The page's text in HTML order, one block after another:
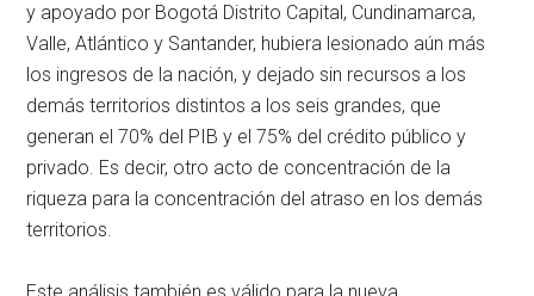
y apoyado por Bogotá Distrito Capital, Cundinamarca,
Valle, Atlántico y Santander, hubiera lesionado aún más
los ingresos de la nación, y dejado sin recursos a los
demás territorios distintos a los seis grandes, que
generan el 70% del PIB y el 75% del crédito público y
privado. Es decir, otro acto de concentración de la
riqueza para la concentración del atraso en los demás
territorios.